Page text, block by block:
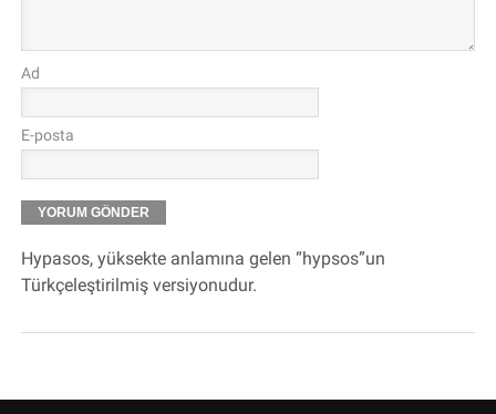
Ad
E-posta
Hypasos, yüksekte anlamına gelen “hypsos”un
Türkçeleştirilmiş versiyonudur.